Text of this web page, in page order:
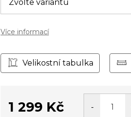
Více informací
Velikostní tabulka
1 299 Kč